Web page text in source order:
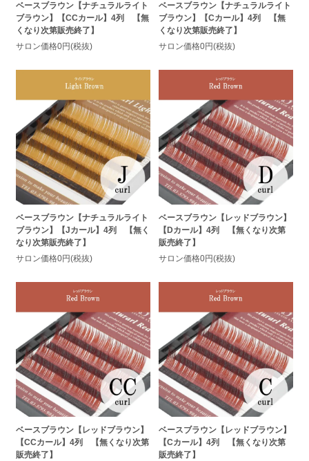
ベースブラウン【ナチュラルライト
ブラウン】【CCカール】4列 【無
くなり次第販売終了】
サロン価格0円(税抜)
ベースブラウン【ナチュラルライト
ブラウン】【Cカール】4列 【無
くなり次第販売終了】
サロン価格0円(税抜)
ベースブラウン【ナチュラルライト
ブラウン】【Jカール】4列 【無く
なり次第販売終了】
サロン価格0円(税抜)
ベースブラウン【レッドブラウン】
【Dカール】4列 【無くなり次第
販売終了】
サロン価格0円(税抜)
ベースブラウン【レッドブラウン】
【CCカール】4列 【無くなり次第
販売終了】
ベースブラウン【レッドブラウン】
【Cカール】4列 【無くなり次第
販売終了】